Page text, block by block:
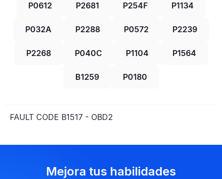
P0612 P2681 P254F P1134
P032A P2288 P0572 P2239
P2268 P040C P1104 P1564
B1259 P0180
FAULT CODE B1517 - OBD2
Mejora tus habilidades